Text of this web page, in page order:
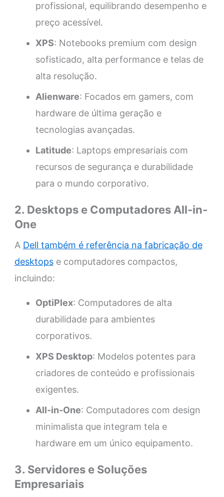
profissional, equilibrando desempenho e
preço acessível.
XPS: Notebooks premium com design
sofisticado, alta performance e telas de
alta resolução.
Alienware: Focados em gamers, com
hardware de última geração e
tecnologias avançadas.
Latitude: Laptops empresariais com
recursos de segurança e durabilidade
para o mundo corporativo.
2. Desktops e Computadores All-in-
One
A Dell também é referência na fabricação de
desktopse computadores compactos,
incluindo:
OptiPlex: Computadores de alta
durabilidade para ambientes
corporativos.
XPS Desktop: Modelos potentes para
criadores de conteúdo e profissionais
exigentes.
All-in-One: Computadores com design
minimalista que integram tela e
hardware em um único equipamento.
3. Servidores e Soluções
Empresariais